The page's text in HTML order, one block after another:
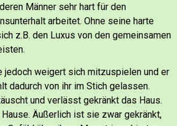
Männer sehr hart für den
arbeitet. Ohne seine harte
z.B. den Luxus von den gemeinsamen
jedoch weigert sich mitzuspielen und er
dadurch von ihr im Stich gelassen.
und verlässt gekränkt das Haus.
Äußerlich ist sie zwar gekränkt,